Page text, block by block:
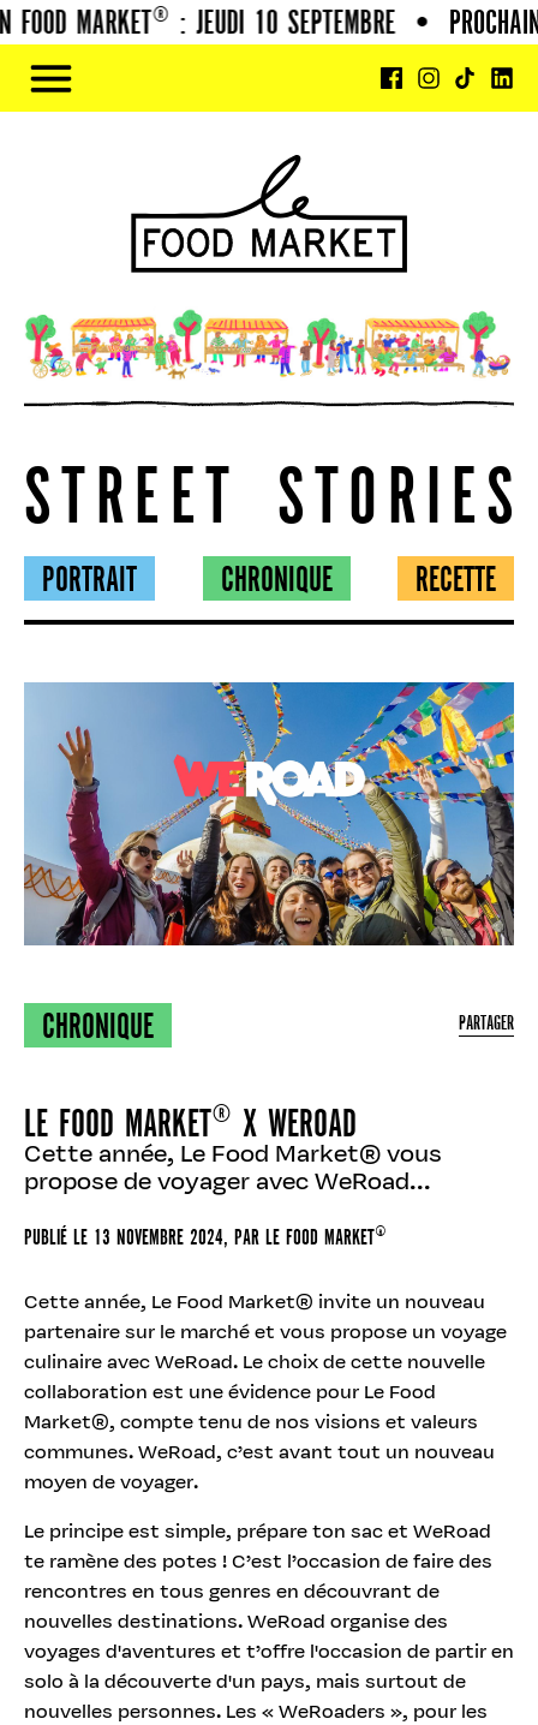
MARKET® : JEUDI 10 SEPTEMBRE • PROCHAIN
STREET STORIES
PORTRAIT CHRONIQUE RECETTE
CHRONIQUE PARTAGER
LE FOOD MARKET® X WEROAD
Cette année, Le Food Market® vous
propose de voyager avec WeRoad...
PUBLIÉ LE 13 NOVEMBRE 2024, PAR LE FOOD MARKET®
Cette année, Le Food Market® invite un nouveau
partenaire sur le marché et vous propose un voyage
culinaire avec WeRoad. Le choix de cette nouvelle
collaboration est une évidence pour Le Food
Market®, compte tenu de nos visions et valeurs
communes. WeRoad, c’est avant tout un nouveau
moyen de voyager.
Le principe est simple, prépare ton sac et WeRoad
te ramène des potes ! C’est l’occasion de faire des
rencontres en tous genres en découvrant de
nouvelles destinations. WeRoad organise des
voyages d'aventures et t’offre l'occasion de partir en
solo à la découverte d'un pays, mais surtout de
nouvelles personnes. Les « WeRoaders », pour les